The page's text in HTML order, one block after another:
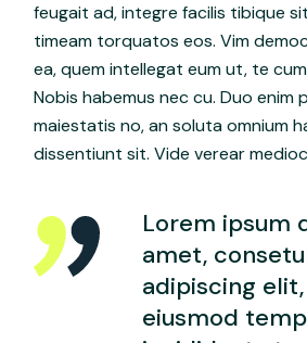
feugait ad, integre facilis tibique
timeam torquatos eos. Vim
ea, quem intellegat eum ut, te
Nobis habemus nec cu. Duo enim
maiestatis no, an soluta omnium
dissentiunt sit. Vide verear
Lorem ipsum
amet,
adipiscing
eiusmod